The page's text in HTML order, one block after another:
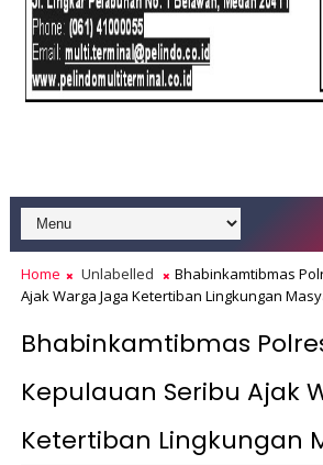
Home Unlabelled
Bhabinkamtibmas
Ajak Warga Jaga Ketertiban Lingkungan
Bhabinkamtibmas
Kepulauan Seribu Ajak
Ketertiban Lingkungan